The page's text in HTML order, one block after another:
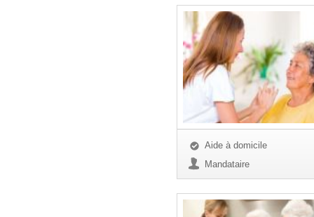
Aide à domicile
Mandataire